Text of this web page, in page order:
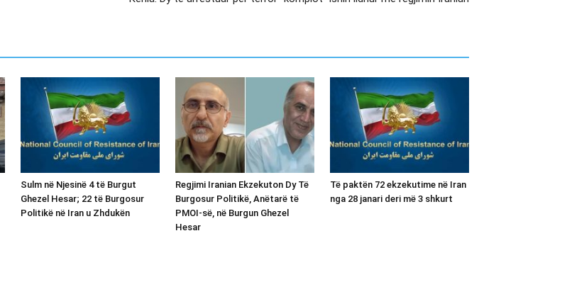
Sulm në Njesinë 4 të Burgut
Ghezel Hesar; 22 të Burgosur
Politikë në Iran u Zhdukën
Regjimi Iranian Ekzekuton Dy Të
Burgosur Politikë, Anëtarë të
PMOI-së, në Burgun Ghezel
Hesar
Të paktën 72 ekzekutime në Iran
nga 28 janari deri më 3 shkurt